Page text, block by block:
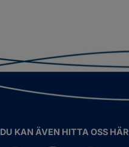
DU KAN ÄVEN HITTA OSS HÄR